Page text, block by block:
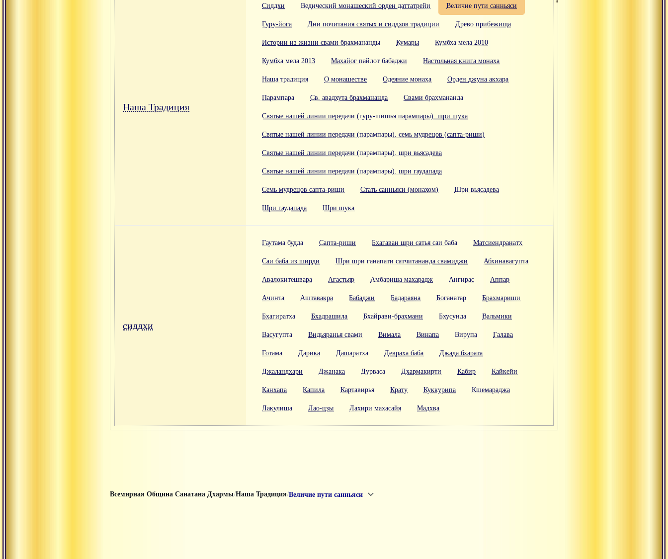
Наша Традиция
Сиддхи Ведический монашеский орден даттатрейи Величие пути санньяси
Гуру-йога Дни почитания святых и сиддхов традиции Древо прибежища
Истории из жизни свами брахмананды Кумары Кумбха мела 2010
Кумбха мела 2013 Махайог пайлот бабаджи Настольная книга монаха
Наша традиция О монашестве Одеяние монаха Орден джуна акхара
Парампара Св. авадхута брахмананда Свами брахмананда
Святые нашей линии передачи (гуру-шишья парампары). шри шука
Святые нашей линии передачи (парампары). семь мудрецов (сапта-риши)
Святые нашей линии передачи (парампары). шри вьясадева
Святые нашей линии передачи (парампары). шри гаудапада
Семь мудрецов сапта-риши Стать санньяси (монахом) Шри вьясадева
Шри гаудапада Шри шука
сиддхи
Гаутама будда Сапта-риши Бхагаван шри сатья саи баба Матсиендранатх
Саи баба из ширди Шри шри ганапати сатчитананда свамиджи Абхинавагупта
Авалокитешвара Агастьяр Амбариша махарадж Ангирас Аппар
Ачинта Аштавакра Бабаджи Бадараяна Боганатар Брахмариши
Бхагиратха Бхадрашила Бхайрави-брахмани Бхусунда Вальмики
Васугупта Видьяранья свами Вимала Винапа Вирупа Галава
Готама Дарика Дашаратха Девраха баба Джада бхарата
Джаландхари Джанака Дурваса Дхармакирти Кабир Кайкейи
Канхапа Капила Картавирья Крату Куккурипа Кшемараджа
Лакулиша Лао-цзы Лахири махасайя Мадхва
Всемирная Община Санатана Дхармы/Наша Традиция/Величие пути санньяси